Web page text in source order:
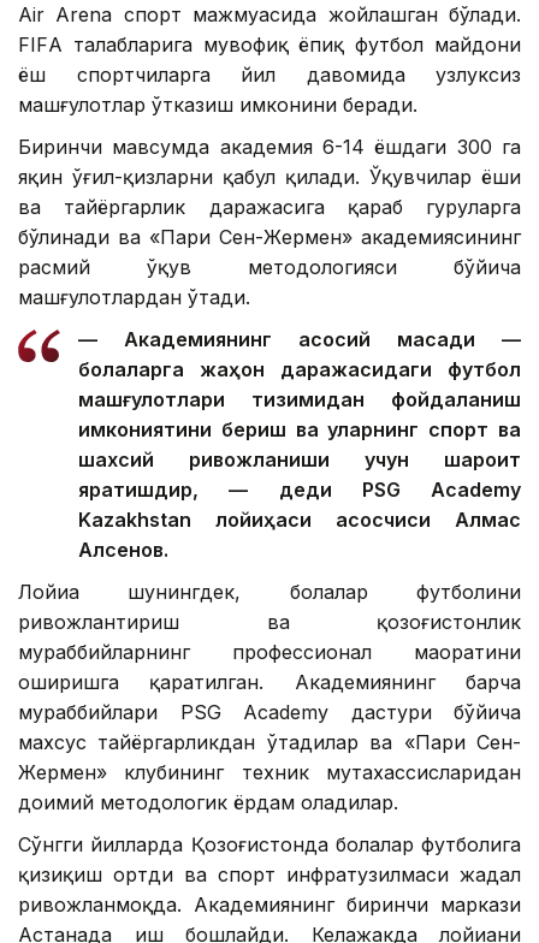
Air Arena спорт мажмуасида жойлашган бўлади.
FIFА талабларига мувофиқ ёпиқ футбол майдони
ёш спортчиларга йил давомида узлуксиз
машғулотлар ўтказиш имконини беради.
Биринчи мавсумда академия 6-14 ёшдаги 300 га
яқин ўғил-қизларни қабул қилади. Ўқувчилар ёши
ва тайёргарлик даражасига қараб гуруҳларга
бўлинади ва «Пари Сен-Жермен» академиясининг
расмий ўқув методологияси бўйича
машғулотлардан ўтади.
— Академиянинг асосий мақсади —
болаларга жаҳон даражасидаги футбол
машғулотлари тизимидан фойдаланиш
имкониятини бериш ва уларнинг спорт ва
шахсий ривожланиши учун шароит
яратишдир, — деди PSG Academy
Kazakhstan лойиҳаси асосчиси Алмас
Алсенов.
Лойиҳа шунингдек, болалар футболини
ривожлантириш ва қозоғистонлик
мураббийларнинг профессионал маҳоратини
оширишга қаратилган. Академиянинг барча
мураббийлари PSG Academy дастури бўйича
махсус тайёргарликдан ўтадилар ва «Пари Сен-
Жермен» клубининг техник мутахассисларидан
доимий методологик ёрдам оладилар.
Сўнгги йилларда Қозоғистонда болалар футболига
қизиқиш ортди ва спорт инфратузилмаси жадал
ривожланмоқда. Академиянинг биринчи маркази
Астанада иш бошлайди. Келажакда лойиҳани